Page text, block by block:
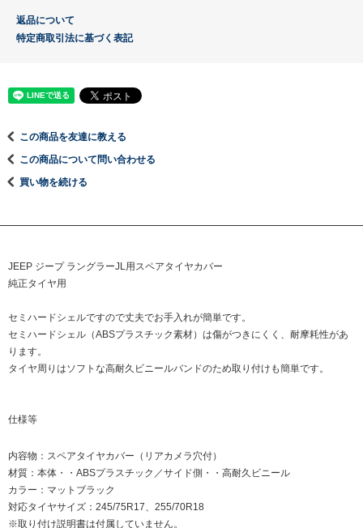
返品について
特定商取引法に基づく表記
この商品を友達に教える
この商品について問い合わせる
買い物を続ける
JEEP ジープ ラングラーJL用スペアタイヤカバー
純正タイヤ用
セミハードシェルですので丈夫でお手入れが簡単です。
セミハードシェル（ABSプラスチック素材）は傷がつきにくく、耐摩耗性があ
ります。
タイヤ周りはソフトな高耐久ビニールバンドのため取り付けも簡単です。
仕様等
内容物：スペアタイヤカバー（リアカメラ穴付）
材質：本体・・ABSプラスチック／サイド側・・高耐久ビニール
カラー：マットブラック
対応タイヤサイズ：245/75R17、255/70R18
※取り付け説明書は付属していません。